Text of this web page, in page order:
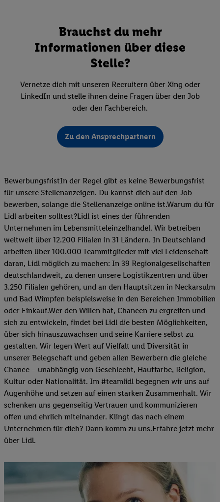
Brauchst du mehr
Informationen über diese
Stelle?
Vernetze dich mit unseren Recruitern über Xing oder
LinkedIn und stelle ihnen deine Fragen über den Job
oder den Fachbereich.
Zu den Ansprechpartnern
BewerbungsfristIn der Regel gibt es keine Bewerbungsfrist
für unsere Stellenanzeigen. Du kannst dich auf den Job
bewerben, solange die Stellenanzeige online ist.Warum du für
Lidl arbeiten solltest?Lidl ist eines der führenden
Unternehmen im Lebensmitteleinzelhandel. Wir betreiben
weltweit über 12.200 Filialen in 31 Ländern. In Deutschland
arbeiten über 100.000 Teammitglieder mit viel Leidenschaft
daran, Lidl möglich zu machen: In 39 Regionalgesellschaften
deutschlandweit, zu denen unsere Logistikzentren und über
3.250 Filialen gehören, und an den Hauptsitzen in Neckarsulm
und Bad Wimpfen beispielsweise in den Bereichen Immobilien
oder Einkauf.Wer den Willen hat, Chancen zu ergreifen und
sich zu entwickeln, findet bei Lidl die besten Möglichkeiten,
über sich hinauszuwachsen und seine Karriere selbst zu
gestalten. Wir legen Wert auf Vielfalt und Diversität in
unserer Belegschaft und geben allen Bewerbern die gleiche
Chance – unabhängig von Geschlecht, Hautfarbe, Religion,
Kultur oder Nationalität. Im #teamlidl begegnen wir uns auf
Augenhöhe und setzen auf einen starken Zusammenhalt. Wir
schenken uns gegenseitig Vertrauen und kommunizieren
offen und ehrlich miteinander. Klingt das nach einem
Unternehmen für dich? Dann komm zu uns.​Erfahre jetzt mehr
über Lidl.